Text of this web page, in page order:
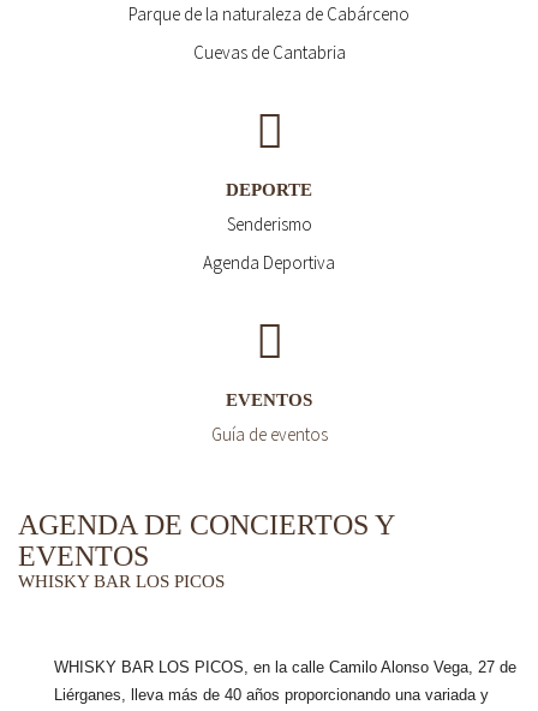
Parque de la naturaleza de Cabárceno
Cuevas de Cantabria
DEPORTE
Senderismo
Agenda Deportiva
EVENTOS
Guía de eventos
AGENDA DE CONCIERTOS Y
EVENTOS
WHISKY BAR LOS PICOS
WHISKY BAR LOS PICOS, en la calle Camilo Alonso Vega, 27 de
Liérganes, lleva más de 40 años proporcionando una variada y